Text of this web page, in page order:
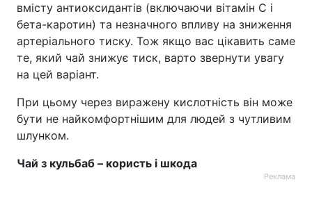
вмісту антиоксидантів (включаючи вітамін C і
бета-каротин) та незначного впливу на зниження
артеріального тиску. Тож якщо вас цікавить саме
те, який чай знижує тиск, варто звернути увагу
на цей варіант.
При цьому через виражену кислотність він може
бути не найкомфортнішим для людей з чутливим
шлунком.
Чай з кульбаб – користь і шкода
Реклама